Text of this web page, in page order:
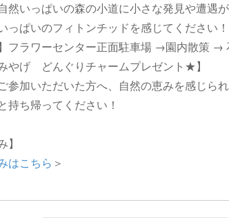
然いっぱいの森の小道に小さな発見や遭遇
っぱいのフィトンチッドを感じてください！
】フラワーセンター正面駐車場 →園内散策
みやげ どんぐりチャームプレゼント★】
参加いただいた方へ、自然の恵みを感じら
持ち帰ってください！
】
はこちら ＞